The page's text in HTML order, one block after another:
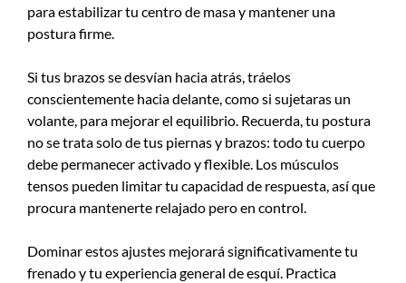
para estabilizar tu centro de masa y mantener una
postura firme.
Si tus brazos se desvían hacia atrás, tráelos
conscientemente hacia delante, como si sujetaras un
volante, para mejorar el equilibrio. Recuerda, tu postura
no se trata solo de tus piernas y brazos: todo tu cuerpo
debe permanecer activado y flexible. Los músculos
tensos pueden limitar tu capacidad de respuesta, así que
procura mantenerte relajado pero en control.
Dominar estos ajustes mejorará significativamente tu
frenado y tu experiencia general de esquí. Practica